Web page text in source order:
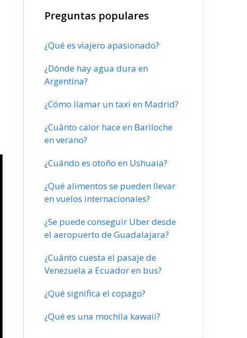
Preguntas populares
¿Qué es viajero apasionado?
¿Dónde hay agua dura en
Argentina?
¿Cómo llamar un taxi en Madrid?
¿Cuánto calor hace en Bariloche
en verano?
¿Cuándo es otoño en Ushuaia?
¿Qué alimentos se pueden llevar
en vuelos internacionales?
¿Se puede conseguir Uber desde
el aeropuerto de Guadalajara?
¿Cuánto cuesta el pasaje de
Venezuela a Ecuador en bus?
¿Qué significa el copago?
¿Qué es una mochila kawaii?